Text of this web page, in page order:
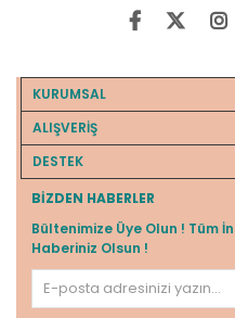
KURUMSAL
ALIŞVERİŞ
DESTEK
BIZDEN HABERLER
Bültenimize Üye Olun ! Tüm
Haberiniz Olsun !